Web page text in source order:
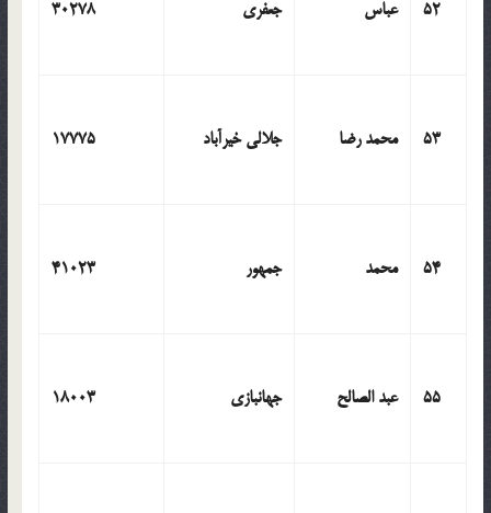
52 عباس جعفری 30278
53 محمد رضا جلالی خیرآباد 17775
54 محمد جمهور 41023
55 عبد الصالح جهانبازی 18003